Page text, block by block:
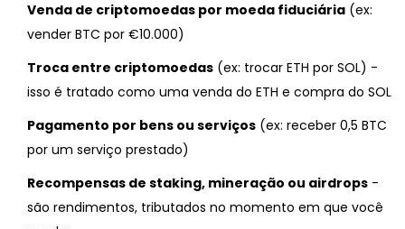
Venda de criptomoedas por moeda fiduciária (ex:
vender BTC por €10.000)
Troca entre criptomoedas (ex: trocar ETH por SOL) -
isso é tratado como uma venda do ETH e compra do SOL
Pagamento por bens ou serviços (ex: receber 0,5 BTC
por um serviço prestado)
Recompensas de staking, mineração ou airdrops -
são rendimentos, tributados no momento em que você